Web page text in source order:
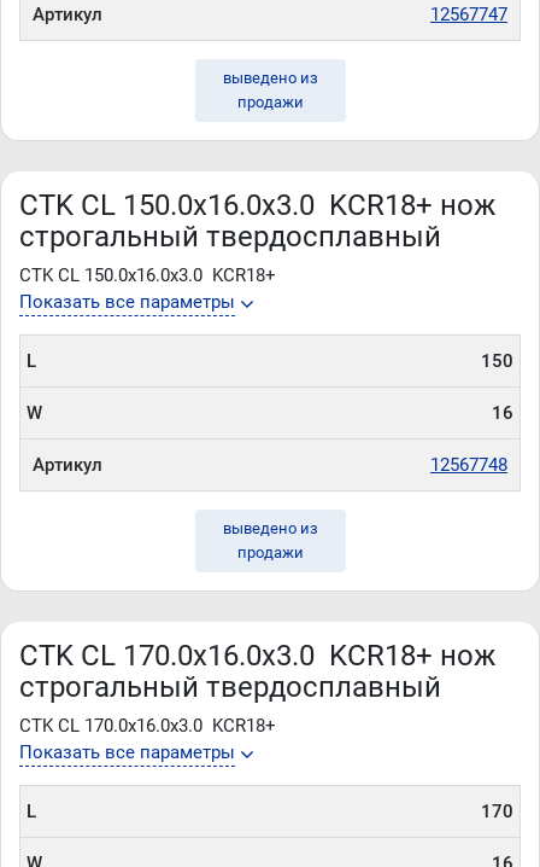
Артикул 12567747
выведено из
продажи
CTK CL 150.0x16.0x3.0 KCR18+ нож
строгальный твердосплавный
CTK CL 150.0x16.0x3.0 KCR18+
Показать все параметры
L 150
W 16
Артикул 12567748
выведено из
продажи
CTK CL 170.0x16.0x3.0 KCR18+ нож
строгальный твердосплавный
CTK CL 170.0x16.0x3.0 KCR18+
Показать все параметры
L 170